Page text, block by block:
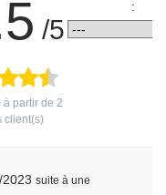
/5
à partir de 2
client(s)
:
suite à une